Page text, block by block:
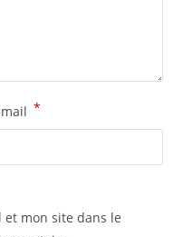
*
mon site dans le